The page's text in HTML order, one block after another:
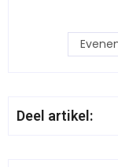
Deel artikel: